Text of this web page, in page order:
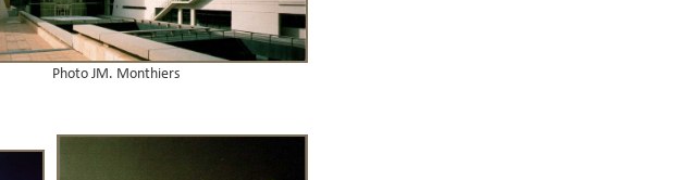
Photo JM. Monthiers